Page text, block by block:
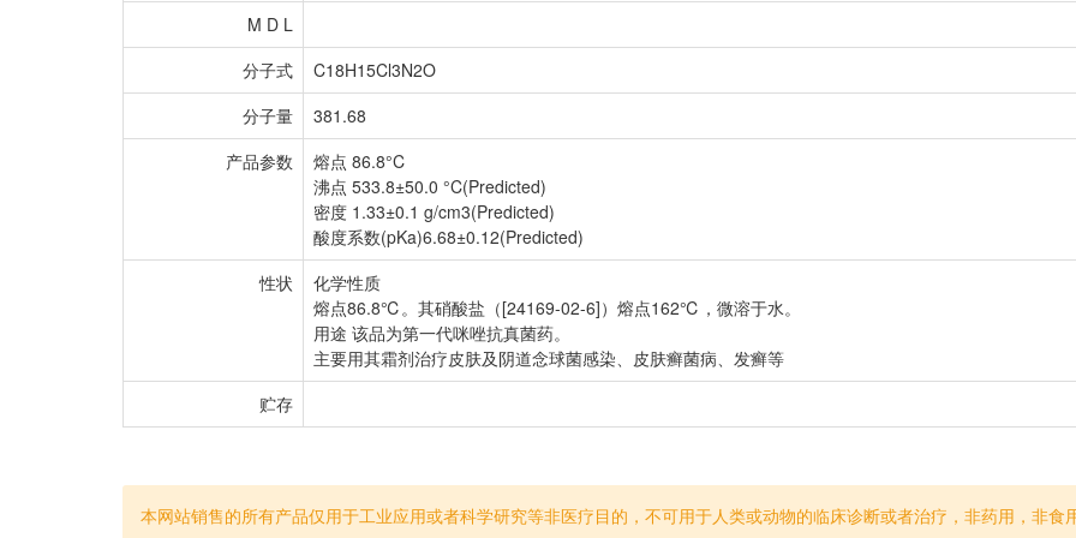
M D L
分子式
C18H15Cl3N2O
分子量
381.68
产品参数
熔点 86.8°C
沸点 533.8±50.0 °C(Predicted)
密度 1.33±0.1 g/cm3(Predicted)
酸度系数(pKa)6.68±0.12(Predicted)
性状
化学性质
熔点86.8℃。其硝酸盐（[24169-02-6]）熔点162℃，微溶于水。
用途 该品为第一代咪唑抗真菌药。
主要用其霜剂治疗皮肤及阴道念球菌感染、皮肤癣菌病、发癣等
贮存
本网站销售的所有产品仅用于工业应用或者科学研究等非医疗目的，不可用于人类或动物的临床诊断或者治疗，非药用，非食